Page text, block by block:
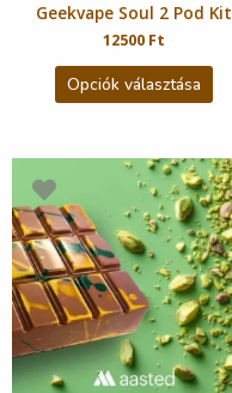
Geekvape Soul 2 Pod Kit
12500 Ft
Opciók választása